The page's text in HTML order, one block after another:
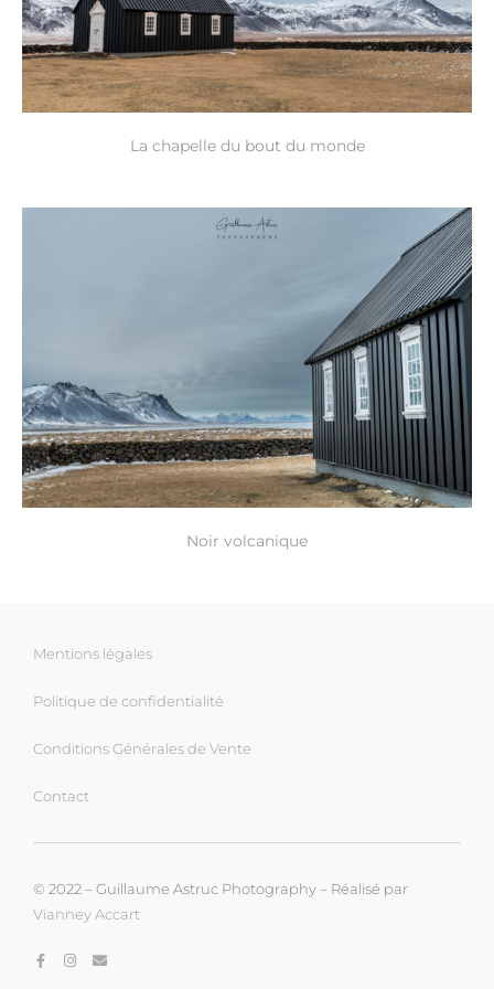
La chapelle du bout du monde
Noir volcanique
Mentions légales
Politique de confidentialité
Conditions Générales de Vente
Contact
© 2022 – Guillaume Astruc Photography – Réalisé par
Vianney Accart